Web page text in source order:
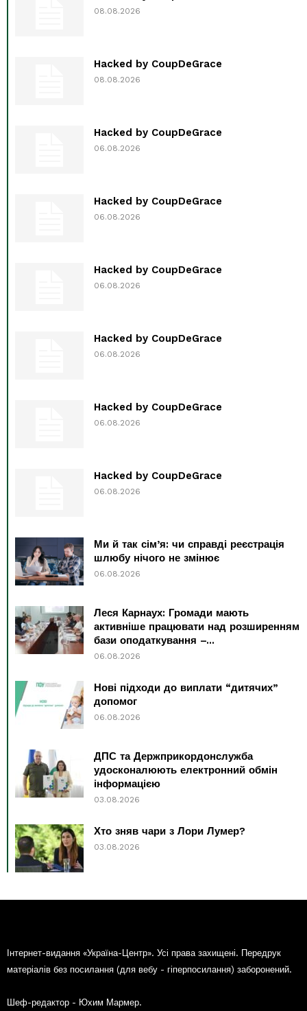
08.08.2026
Hacked by CoupDeGrace
08.08.2026
Hacked by CoupDeGrace
06.08.2026
Hacked by CoupDeGrace
06.08.2026
Hacked by CoupDeGrace
06.08.2026
Hacked by CoupDeGrace
06.08.2026
Hacked by CoupDeGrace
06.08.2026
Hacked by CoupDeGrace
06.08.2026
Ми й так сім’я: чи справді реєстрація
шлюбу нічого не змінює
06.08.2026
Леся Карнаух: Громади мають
активніше працювати над розширенням
бази оподаткування –...
06.08.2026
Нові підходи до виплати “дитячих”
допомог
06.08.2026
ДПС та Держприкордонслужба
удосконалюють електронний обмін
інформацією
03.08.2026
Хто зняв чари з Лори Лумер?
03.08.2026
Інтернет-видання «Україна-Центр». Усі права захищені. Передрук
матеріалів без посилання (для вебу - гіперпосилання) заборонений.
Шеф-редактор - Юхим Мармер.